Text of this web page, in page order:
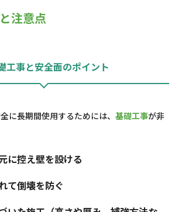
注意点
工事と安全面のポイント
に長期間使用するためには、 基礎工事が非
に控え壁を設ける
て倒壊を防ぐ